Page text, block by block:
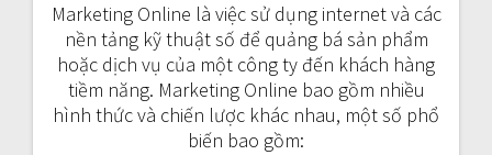
Marketing Online là việc sử dụng internet và các
nền tảng kỹ thuật số để quảng bá sản phẩm
hoặc dịch vụ của một công ty đến khách hàng
tiềm năng. Marketing Online bao gồm nhiều
hình thức và chiến lược khác nhau, một số phổ
biến bao gồm: